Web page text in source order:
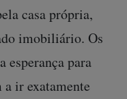
casa própria,
imobiliário. Os
esperança para
ir exatamente